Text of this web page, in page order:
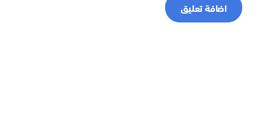
اضافة تعليق